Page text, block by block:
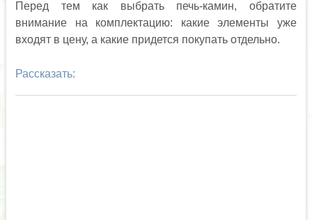
Перед тем как выбрать печь-камин, обратите
внимание на комплектацию: какие элементы уже
входят в цену, а какие придется покупать отдельно.
Рассказать: